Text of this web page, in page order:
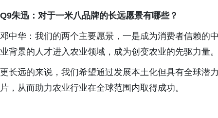
Q9朱迅：对于一米八品牌的长远愿景有哪些？
邓中华：我们的两个主要愿景，一是成为消费者信赖的
业背景的人才进入农业领域，成为创变农业的先驱力量
更长远的来说，我们希望通过发展本土化但具有全球潜
片，从而助力农业行业在全球范围内取得成功。